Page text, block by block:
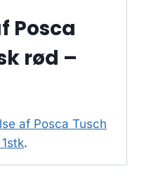
Posca
rød –
af Posca Tusch
.